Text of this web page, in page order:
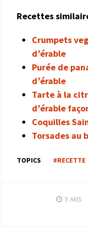
Recettes
Crumpets
d’érable
Purée de
d’érable
Tarte à la
d’érable
Coquilles
Torsades au
TOPICS #RECETTE
5 ANS